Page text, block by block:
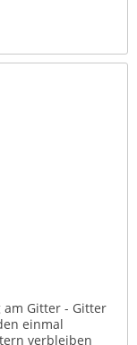
Gitter - Gitter
einmal
verbleiben